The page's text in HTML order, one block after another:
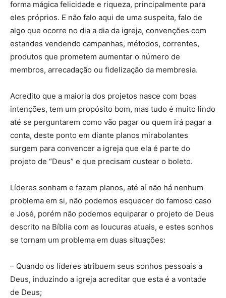
forma mágica felicidade e riqueza, principalmente para
eles próprios. E não falo aqui de uma suspeita, falo de
algo que ocorre no dia a dia da igreja, convenções com
estandes vendendo campanhas, métodos, correntes,
produtos que prometem aumentar o número de
membros, arrecadação ou fidelização da membresia.
Acredito que a maioria dos projetos nasce com boas
intenções, tem um propósito bom, mas tudo é muito lindo
até se perguntarem como vão pagar ou quem irá pagar a
conta, deste ponto em diante planos mirabolantes
surgem para convencer a igreja que ela é parte do
projeto de “Deus” e que precisam custear o boleto.
Líderes sonham e fazem planos, até aí não há nenhum
problema em si, não podemos esquecer do famoso caso
e José, porém não podemos equiparar o projeto de Deus
descrito na Bíblia com as loucuras atuais, e estes sonhos
se tornam um problema em duas situações:
– Quando os líderes atribuem seus sonhos pessoais a
Deus, induzindo a igreja acreditar que esta é a vontade
de Deus;